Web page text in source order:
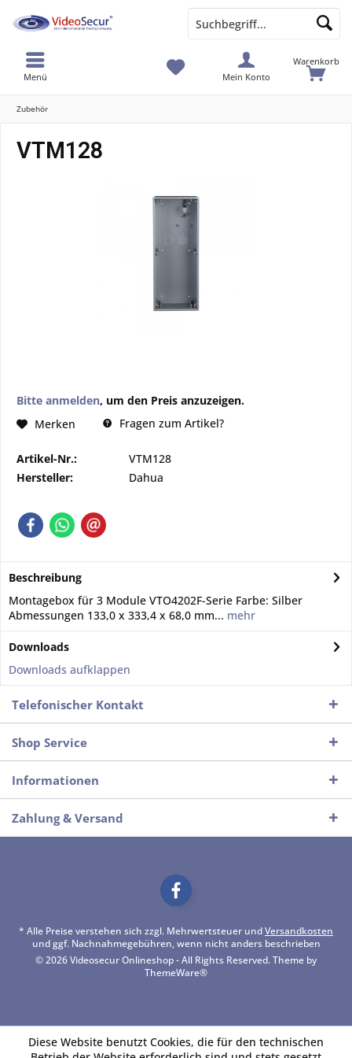
Warenkorb
Mein Konto
Menü
Zubehör
VTM128
Bitte anmelden, um den Preis anzuzeigen.
Merken
Fragen zum Artikel?
Artikel-Nr.:
VTM128
Hersteller:
Dahua
Beschreibung
Montagebox für 3 Module VTO4202F-Serie Farbe: Silber
Abmessungen 133,0 x 333,4 x 68,0 mm... mehr
Downloads
Downloads aufklappen
Telefonischer Kontakt
Shop Service
Informationen
Zahlung & Versand
* Alle Preise verstehen sich zzgl. Mehrwertsteuer undVersandkosten
und ggf. Nachnahmegebühren, wenn nicht anders beschrieben
© 2026 Videosecur Onlineshop - All Rights Reserved. Theme by
ThemeWare®
Diese Website benutzt Cookies, die für den technischen